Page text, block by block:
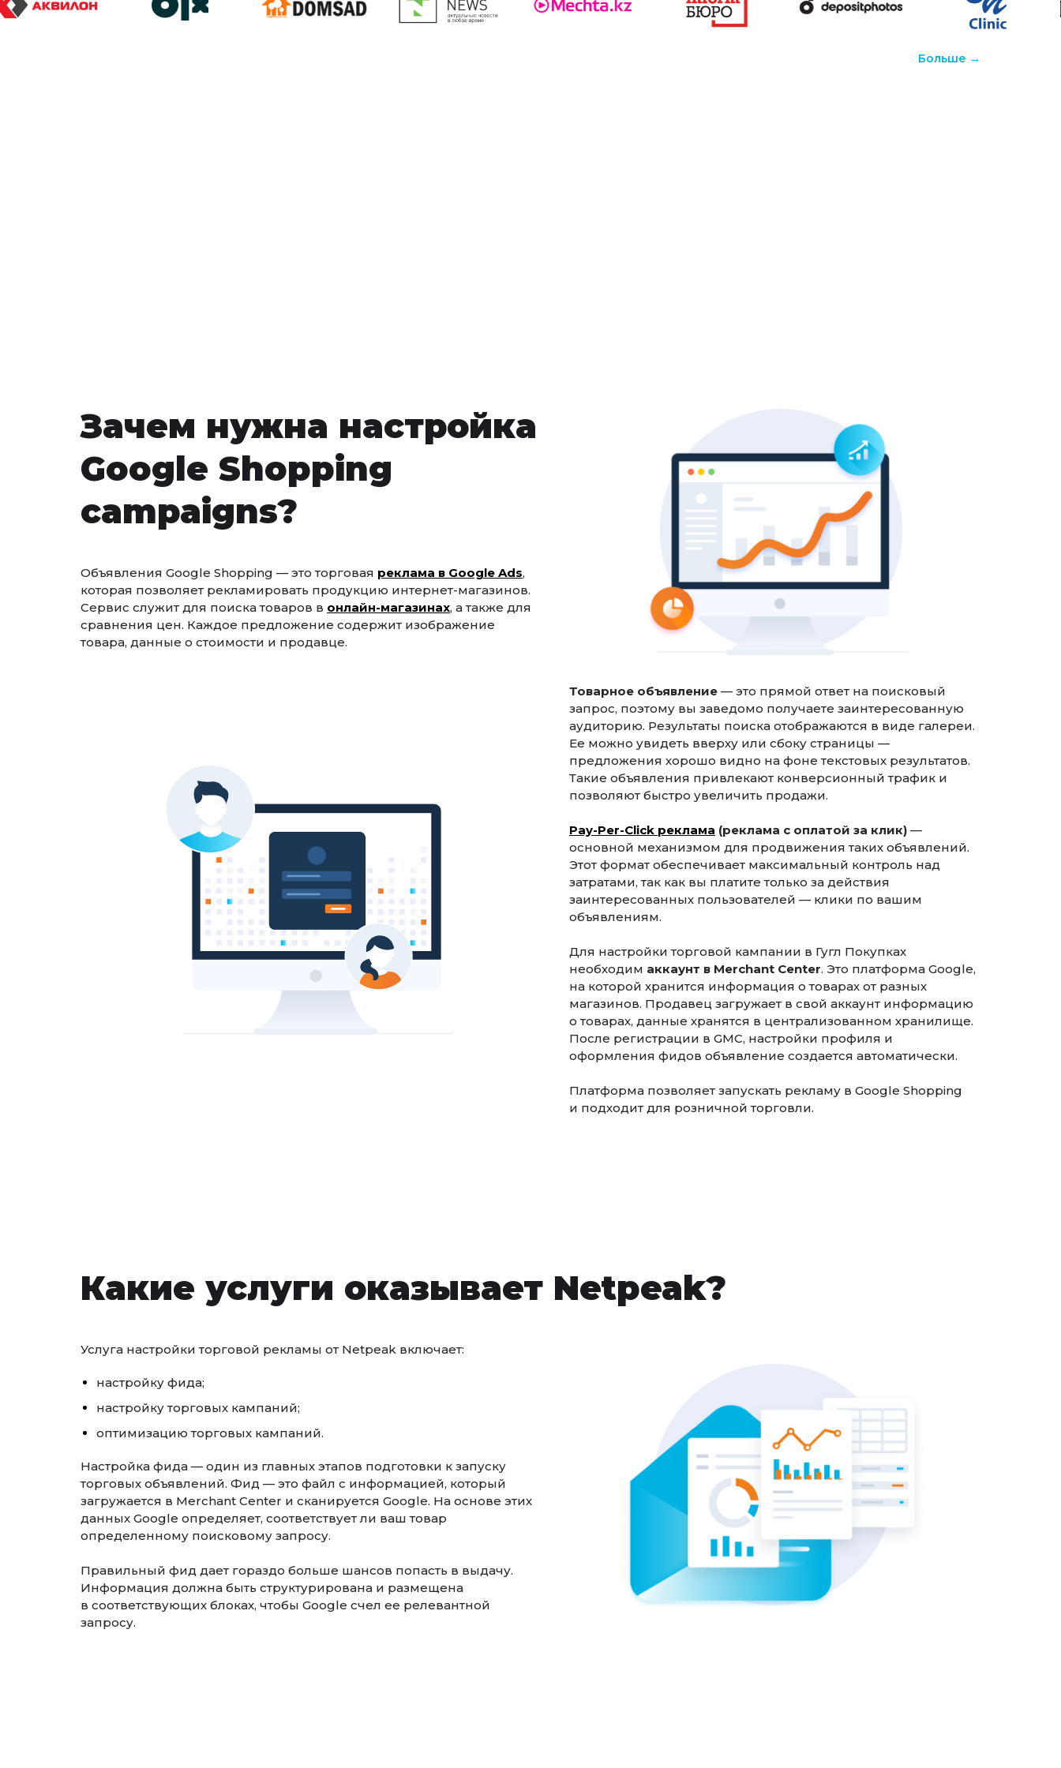
Больше →
Зачем нужна настройка
Google Shopping
campaigns?
Объявления Google Shopping — это торговая реклама в Google Ads,
которая позволяет рекламировать продукцию интернет-магазинов.
Сервис служит для поиска товаров в онлайн-магазинах, а также для
сравнения цен. Каждое предложение содержит изображение
товара, данные о стоимости и продавце.
Товарное объявление— это прямой ответ на поисковый
запрос, поэтому вы заведомо получаете заинтересованную
аудиторию. Результаты поиска отображаются в виде галереи.
Ее можно увидеть вверху или сбоку страницы —
предложения хорошо видно на фоне текстовых результатов.
Такие объявления привлекают конверсионный трафик и
позволяют быстро увеличить продажи.
Pay-Per-Click реклама (реклама с оплатой за клик)—
основной механизмом для продвижения таких объявлений.
Этот формат обеспечивает максимальный контроль над
затратами, так как вы платите только за действия
заинтересованных пользователей — клики по вашим
объявлениям.
Для настройки торговой кампании в Гугл Покупках
необходим аккаунт в Merchant Center. Это платформа Google,
на которой хранится информация о товарах от разных
магазинов. Продавец загружает в свой аккаунт информацию
о товарах, данные хранятся в централизованном хранилище.
После регистрации в GMC, настройки профиля и
оформления фидов объявление создается автоматически.
Платформа позволяет запускать рекламу в Google Shopping
и подходит для розничной торговли.
Какие услуги оказывает Netpeak?
Услуга настройки торговой рекламы от Netpeak включает:
настройку фида;
настройку торговых кампаний;
оптимизацию торговых кампаний.
Настройка фида — один из главных этапов подготовки к запуску
торговых объявлений. Фид — это файл с информацией, который
загружается в Merchant Center и сканируется Google. На основе этих
данных Google определяет, соответствует ли ваш товар
определенному поисковому запросу.
Правильный фид дает гораздо больше шансов попасть в выдачу.
Информация должна быть структурирована и размещена
в соответствующих блоках, чтобы Google счел ее релевантной
запросу.